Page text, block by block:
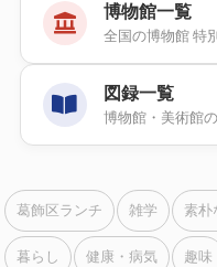
博物館一覧
全国の博物館 特
図録一覧
博物館・美術館
葛飾区ランチ 雑学 素朴
暮らし 健康・病気 趣味